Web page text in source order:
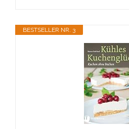
BESTSELLER NR. 3